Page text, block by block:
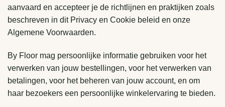
aanvaard en accepteer je de richtlijnen en praktijken zoals
beschreven in dit Privacy en Cookie beleid en onze
Algemene Voorwaarden.
By Floor mag persoonlijke informatie gebruiken voor het
verwerken van jouw bestellingen, voor het verwerken van
betalingen, voor het beheren van jouw account, en om
haar bezoekers een persoonlijke winkelervaring te bieden.